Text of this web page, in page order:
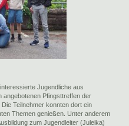
Jugendliche aus
angebotenen Pfingsttreffen der
Teilnehmer konnten dort ein
Themen genießen. Unter anderem
zum Jugendleiter (Juleika)